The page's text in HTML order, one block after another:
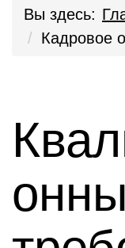
Вы здесь:
Кадровое